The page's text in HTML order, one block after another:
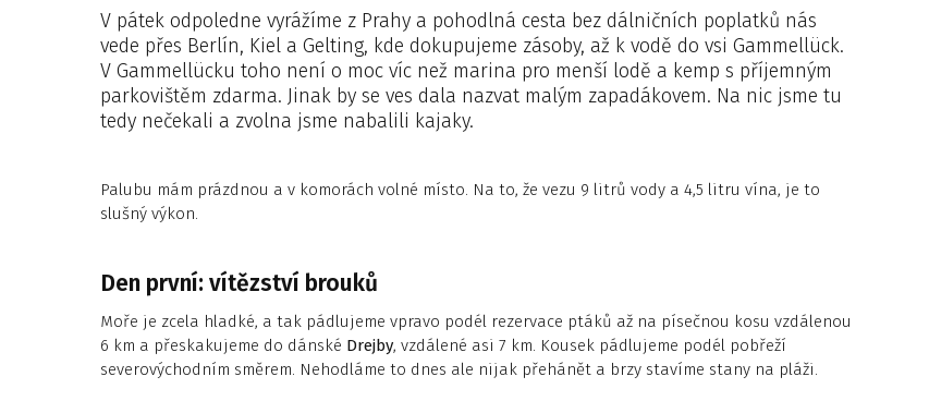
V pátek odpoledne vyrážíme z Prahy a pohodlná cesta bez dálničních poplatků nás
vede přes Berlín, Kiel a Gelting, kde dokupujeme zásoby, až k vodě do vsi Gammellück.
V Gammellücku toho není o moc víc než marina pro menší lodě a kemp s příjemným
parkovištěm zdarma. Jinak by se ves dala nazvat malým zapadákovem. Na nic jsme tu
tedy nečekali a zvolna jsme nabalili kajaky.
Palubu mám prázdnou a v komorách volné místo. Na to, že vezu 9 litrů vody a 4,5 litru vína, je to
slušný výkon.
Den první: vítězství brouků
Moře je zcela hladké, a tak pádlujeme vpravo podél rezervace ptáků až na písečnou kosu vzdálenou
6 km a přeskakujeme do dánské Drejby, vzdálené asi 7 km. Kousek pádlujeme podél pobřeží
severovýchodním směrem. Nehodláme to dnes ale nijak přehánět a brzy stavíme stany na pláži.